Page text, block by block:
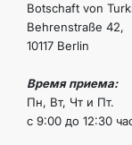
Botschaft von
Behrenstraße 42,
10117 Berlin
Время приема:
Пн, Вт, Чт и Пт.
с 9:00 до 12:30